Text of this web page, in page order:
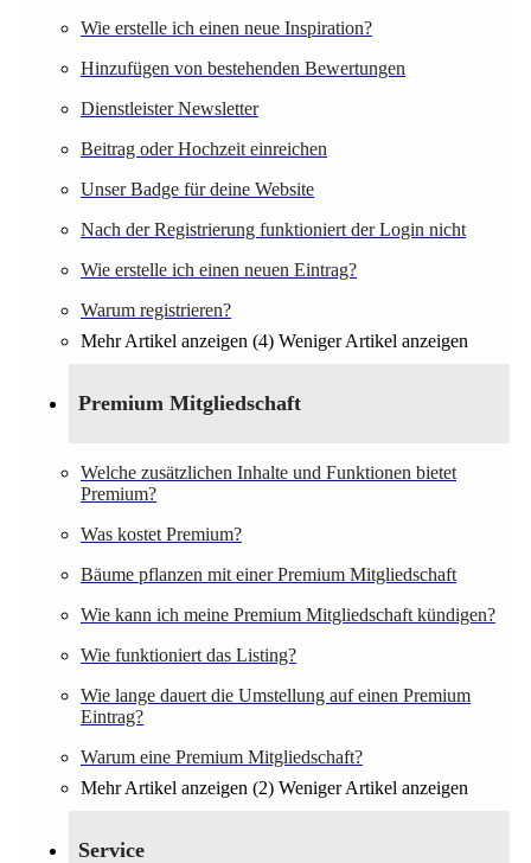
Wie erstelle ich einen neue Inspiration?
Hinzufügen von bestehenden Bewertungen
Dienstleister Newsletter
Beitrag oder Hochzeit einreichen
Unser Badge für deine Website
Nach der Registrierung funktioniert der Login nicht
Wie erstelle ich einen neuen Eintrag?
Warum registrieren?
Mehr Artikel anzeigen (4) Weniger Artikel anzeigen
Premium Mitgliedschaft
Welche zusätzlichen Inhalte und Funktionen bietet
Premium?
Was kostet Premium?
Bäume pflanzen mit einer Premium Mitgliedschaft
Wie kann ich meine Premium Mitgliedschaft kündigen?
Wie funktioniert das Listing?
Wie lange dauert die Umstellung auf einen Premium
Eintrag?
Warum eine Premium Mitgliedschaft?
Mehr Artikel anzeigen (2) Weniger Artikel anzeigen
Service